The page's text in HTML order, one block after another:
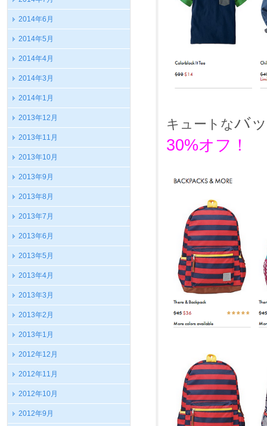
2014年6月
2014年5月
2014年4月
2014年3月
2014年1月
2013年12月
2013年11月
2013年10月
2013年9月
2013年8月
2013年7月
2013年6月
2013年5月
2013年4月
2013年3月
2013年2月
2013年1月
2012年12月
2012年11月
2012年10月
2012年9月
キュートなバ
30%オフ！